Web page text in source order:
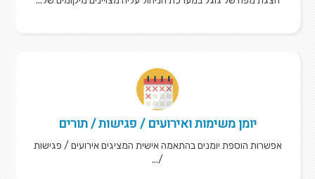
יומן משימות ואירועים / פגישות / תורים
אפשרות הוספת יומנים בהתאמה אישית המציגים אירועים / פגישות
/...